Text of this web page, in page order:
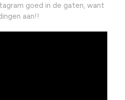
goed in de gaten, want
aan!!